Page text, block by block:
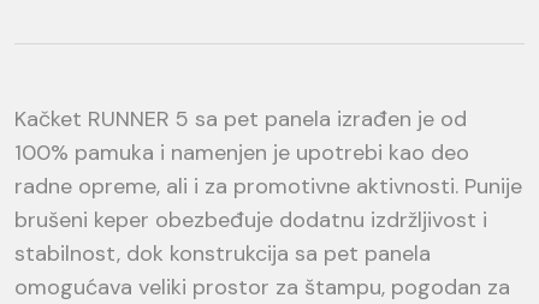
Kačket RUNNER 5 sa pet panela izrađen je od
100% pamuka i namenjen je upotrebi kao deo
radne opreme, ali i za promotivne aktivnosti. Punije
brušeni keper obezbeđuje dodatnu izdržljivost i
stabilnost, dok konstrukcija sa pet panela
omogućava veliki prostor za štampu, pogodan za